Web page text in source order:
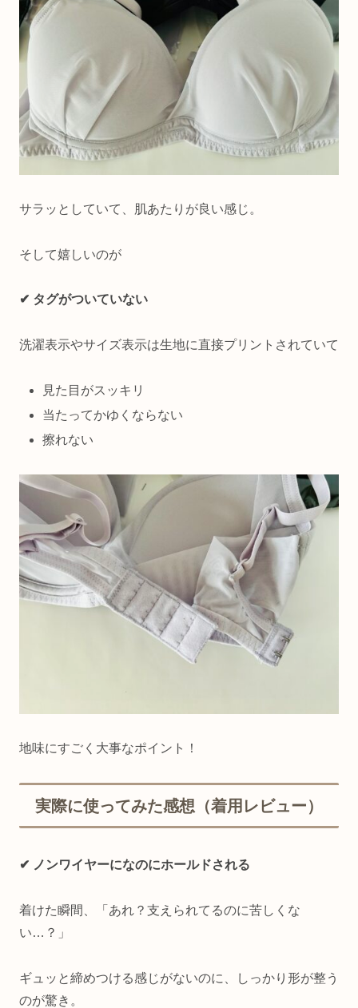
サラッとしていて、肌あたりが良い感じ。
そして嬉しいのが
✔ タグがついていない
洗濯表示やサイズ表示は生地に直接プリントされていて
見た目がスッキリ
当たってかゆくならない
擦れない
地味にすごく大事なポイント！
実際に使ってみた感想（着用レビュー）
✔ ノンワイヤーになのにホールドされる
着けた瞬間、「あれ？支えられてるのに苦しくな
い…？」
ギュッと締めつける感じがないのに、しっかり形が整う
のが驚き。